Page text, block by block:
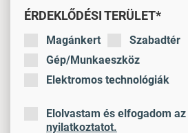
ÉRDEKLŐDÉSI TERÜLET*
Magánkert
Szabadtér
Gép/Munkaeszköz
Elektromos technológiák
Elolvastam és elfogadom az
nyilatkoztatot.